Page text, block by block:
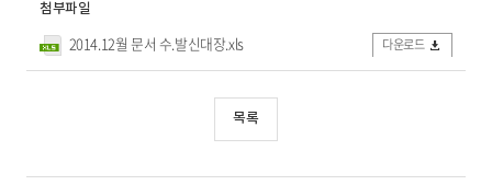
첨부파일
2014.12월 문서 수.발신대장.xls 다운로드
목록